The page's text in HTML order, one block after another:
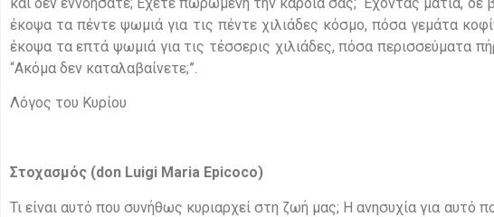
έκοψα τα πέντε ψωμιά για τις πέντε χιλιάδες κόσμο, πόσα γεμάτα
έκοψα τα επτά ψωμιά για τις τέσσερις χιλιάδες, πόσα περισσεύματα
“Ακόμα δεν καταλαβαίνετε;”.
Λόγος του Κυρίου
Στοχασμός (don Luigi Maria Epicoco)
Τι είναι αυτό που συνήθως κυριαρχεί στη ζωή μας; Η ανησυχία για αυτό